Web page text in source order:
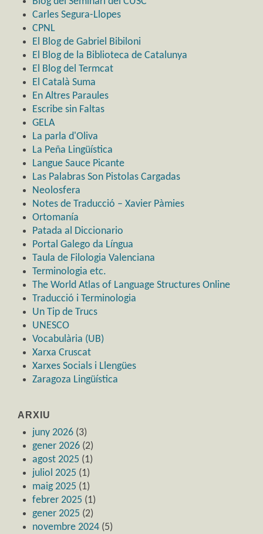
Carles Segura-Llopes
CPNL
El Blog de Gabriel Bibiloni
El Blog de la Biblioteca de Catalunya
El Blog del Termcat
El Català Suma
En Altres Paraules
Escribe sin Faltas
GELA
La parla d'Oliva
La Peña Lingüística
Langue Sauce Picante
Las Palabras Son Pistolas Cargadas
Neolosfera
Notes de Traducció – Xavier Pàmies
Ortomanía
Patada al Diccionario
Portal Galego da Língua
Taula de Filologia Valenciana
Terminologia etc.
The World Atlas of Language Structures Online
Traducció i Terminologia
Un Tip de Trucs
UNESCO
Vocabulària (UB)
Xarxa Cruscat
Xarxes Socials i Llengües
Zaragoza Lingüística
ARXIU
juny 2026 (3)
gener 2026 (2)
agost 2025 (1)
juliol 2025 (1)
maig 2025 (1)
febrer 2025 (1)
gener 2025 (2)
novembre 2024 (5)